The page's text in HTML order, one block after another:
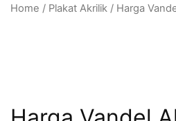
Home / Plakat Akrilik / Harga